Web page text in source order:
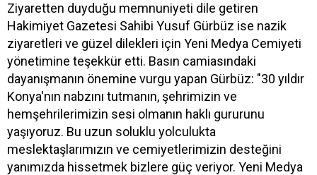
Ziyaretten duyduğu memnuniyeti dile getiren
Hakimiyet Gazetesi Sahibi Yusuf Gürbüz ise nazik
ziyaretleri ve güzel dilekleri için Yeni Medya Cemiyeti
yönetimine teşekkür etti. Basın camiasındaki
dayanışmanın önemine vurgu yapan Gürbüz: "30 yıldır
Konya'nın nabzını tutmanın, şehrimizin ve
hemşehrilerimizin sesi olmanın haklı gururunu
yaşıyoruz. Bu uzun soluklu yolculukta
meslektaşlarımızın ve cemiyetlerimizin desteğini
yanımızda hissetmek bizlere güç veriyor. Yeni Medya